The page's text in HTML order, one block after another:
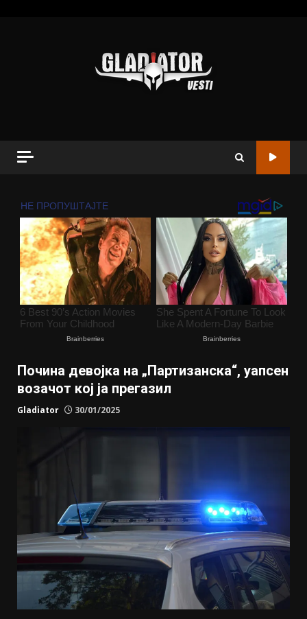
Почина девојка на „Партизанска“, уапсен
возачот кој ја прегазил
Gladiator 30/01/2025